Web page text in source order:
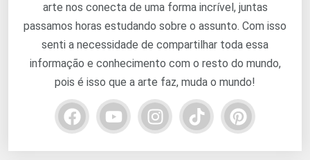
arte nos conecta de uma forma incrível, juntas
passamos horas estudando sobre o assunto. Com isso
senti a necessidade de compartilhar toda essa
informação e conhecimento com o resto do mundo,
pois é isso que a arte faz, muda o mundo!